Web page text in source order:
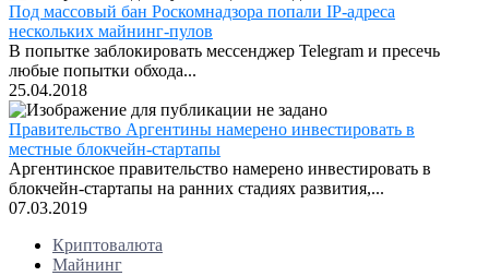
Под массовый бан Роскомнадзора попали IP-адреса
нескольких майнинг-пулов
В попытке заблокировать мессенджер Telegram и пресечь
любые попытки обхода...
25.04.2018
Правительство Аргентины намерено инвестировать в
местные блокчейн-стартапы
Аргентинское правительство намерено инвестировать в
блокчейн-стартапы на ранних стадиях развития,...
07.03.2019
Криптовалюта
Майнинг